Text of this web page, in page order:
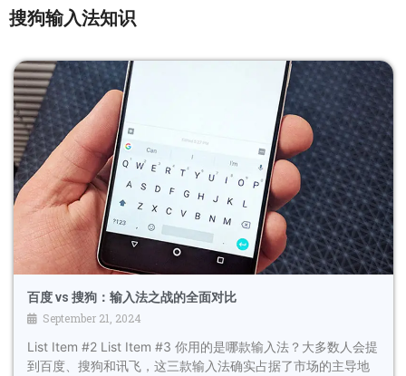
搜狗输入法知识
百度 vs 搜狗：输入法之战的全面对比
September 21, 2024
List Item #2 List Item #3 你用的是哪款输入法？大多数人会提
到百度、搜狗和讯飞，这三款输入法确实占据了市场的主导地